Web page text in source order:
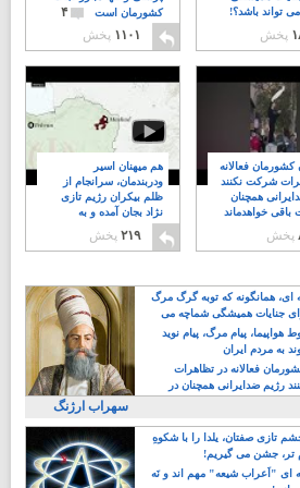
کشورمان است
۴
۱۱۰۱ پخش
تواند باشد؟!
پخش
هم میهنان اسیر
ودربندمان، سرانجام از
ظلم بیکران رژیم تازی
نژاد بجان آمده و به
۲۱۹ پخش
کشورمان فعالانه
شرکت نکنند
همچنان
باقی خواهدماند
پخش
ای، همانگونه که توبه گرگ مرگ
جنایات همیشگی شماچه می
هواپیما، پیام مرگ، پیام نوید
به مردم ایران
فعالانه در تظاهرات
رژیم ضدایرانی همچنان در
خواهدماند
سهراب ارژنگ
تازی صفتان، یلدا را با شکوهِ
تر، جشن می گیریم!
ای "اَعراب شیعه" مهم اند و نَه